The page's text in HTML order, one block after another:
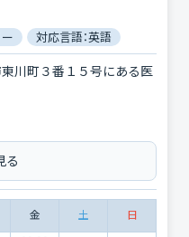
対応言語：英語
川町３番１５号にある医
る
金 土 日